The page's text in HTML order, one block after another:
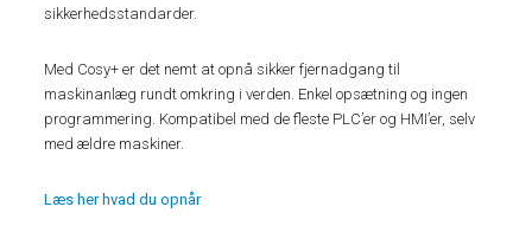
sikkerhedsstandarder.
Med Cosy+ er det nemt at opnå sikker fjernadgang til
maskinanlæg rundt omkring i verden. Enkel opsætning og ingen
programmering. Kompatibel med de fleste PLC’er og HMI’er, selv
med ældre maskiner.
Læs her hvad du opnår